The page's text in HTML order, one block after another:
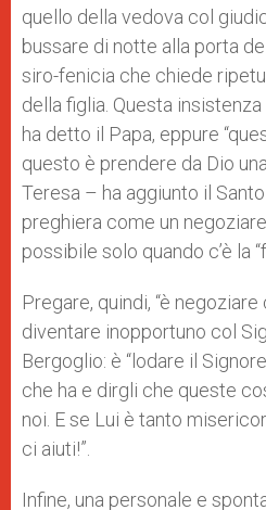
quello della vedova col
bussare di notte alla porta
siro-fenicia che chiede
della figlia. Questa insistenza
ha detto il Papa, eppure
questo è prendere da Dio
Teresa – ha aggiunto il
preghiera come un
possibile solo quando c’è la
Pregare, quindi, “è
diventare inopportuno col
Bergoglio: è “lodare il
che ha e dirgli che queste
noi. E se Lui è tanto
ci aiuti!”.
Infine, una personale e